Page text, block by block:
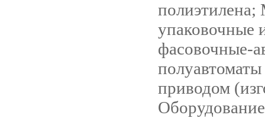
упаковочные
фасовочные-
приводом